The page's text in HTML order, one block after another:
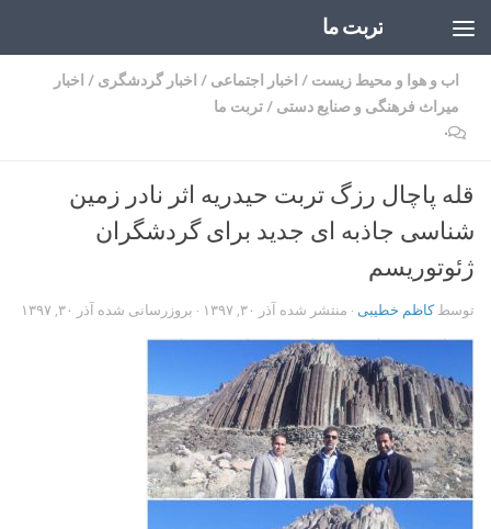
تربت ما
اب و هوا و محیط زیست / اخبار اجتماعی / اخبار گردشگری / اخبار
میراث فرهنگی و صنایع دستی /تربت ما
۰
قله پاچال رزگ تربت حیدریه اثر نادر زمین
شناسی جاذبه ای جدید برای گردشگران
ژئوتوریسم
توسطکاظم خطیبی · منتشر شده آذر ۳۰, ۱۳۹۷ · بروزرسانی شده آذر ۳۰, ۱۳۹۷